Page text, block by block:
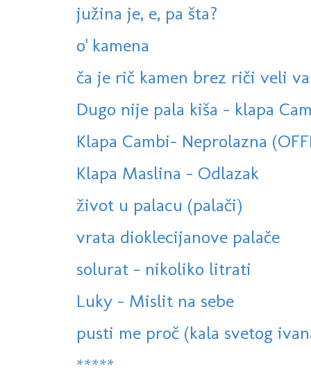
južina je, e, pa šta?
o' kamena
ča je rič kamen brez riči veli
Dugo nije pala kiša - klapa
Klapa Cambi- Neprolazna
Klapa Maslina - Odlazak
život u palacu (palači)
vrata dioklecijanove palače
solurat - nikoliko litrati
Luky - Mislit na sebe
pusti me proč (kala svetog
*****